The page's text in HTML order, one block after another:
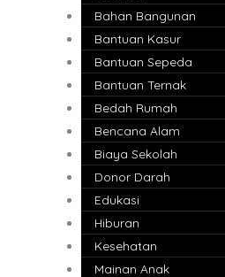
Bahan Bangunan
Bantuan Kasur
Bantuan Sepeda
Bantuan Ternak
Bedah Rumah
Bencana Alam
Biaya Sekolah
Donor Darah
Edukasi
Hiburan
Kesehatan
Mainan Anak